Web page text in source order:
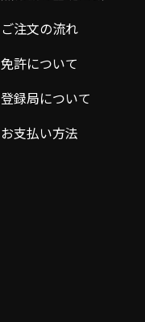
ご注文の流れ
免許について
登録局について
お支払い方法